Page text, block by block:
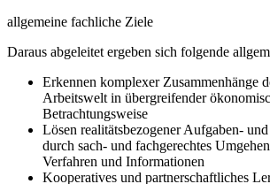
allgemeine fachliche Ziele
Daraus abgeleitet ergeben sich folgende
Erkennen komplexer Zusammenhänge
Arbeitswelt in übergreifender
Betrachtungsweise
Lösen realitätsbezogener Aufgaben-
durch sach- und fachgerechtes
Verfahren und Informationen
Kooperatives und partnerschaftliches